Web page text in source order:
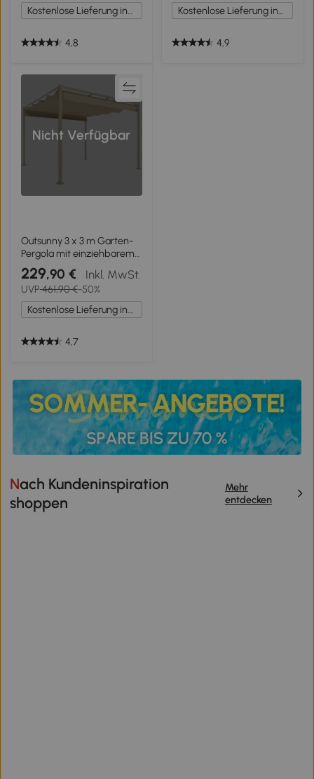
Kostenlose Lieferung innerhalb Deutschlands
4,8
Kostenlose Lieferung innerhalb Deutschlands
4,9
Nicht Verfügbar
Outsunny 3 x 3 m Garten-
Pergola mit einziehbarem
Dach, Pavillon, Baldachin
für Schatten, UPF30+, Khaki
229,90 € Inkl. MwSt.
UVP461,90 €-50%
Kostenlose Lieferung innerhalb Deutschlands
4,7
Nach Kundeninspiration
shoppen
Mehr
entdecken